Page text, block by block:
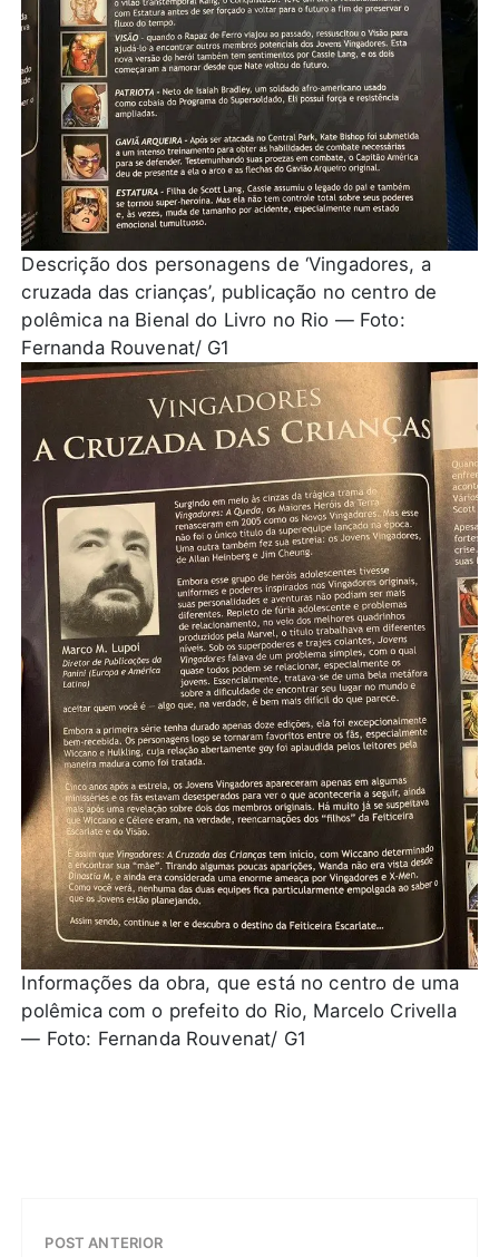
Descrição dos personagens de ‘Vingadores, a
cruzada das crianças’, publicação no centro de
polêmica na Bienal do Livro no Rio — Foto:
Fernanda Rouvenat/ G1
Informações da obra, que está no centro de uma
polêmica com o prefeito do Rio, Marcelo Crivella
— Foto: Fernanda Rouvenat/ G1
POST ANTERIOR